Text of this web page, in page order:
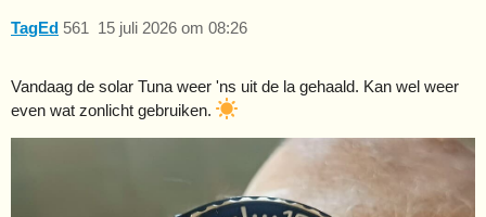
TagEd 15 juli 2026 om 08:26
561
Vandaag de solar Tuna weer 'ns uit de la gehaald. Kan wel weer
even wat zonlicht gebruiken.